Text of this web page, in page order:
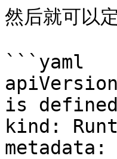
然后就可以
```yaml
is
kind:
metadata: